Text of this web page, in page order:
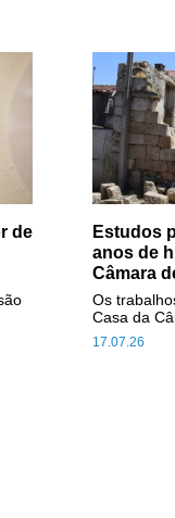
de
Estudos
anos de
Câmara
17.07.26
Os
Casa da